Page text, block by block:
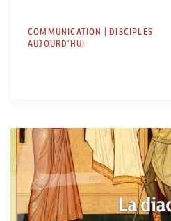
COMMUNICATION | DISCIPLES
AUJOURD'HUI